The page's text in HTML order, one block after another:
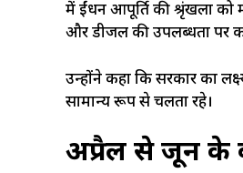
में ईंधन आपूर्ति की श्रृंखला को
और डीजल की उपलब्धता पर
उन्होंने कहा कि सरकार का
सामान्य रूप से चलता रहे।
अप्रैल से जून के